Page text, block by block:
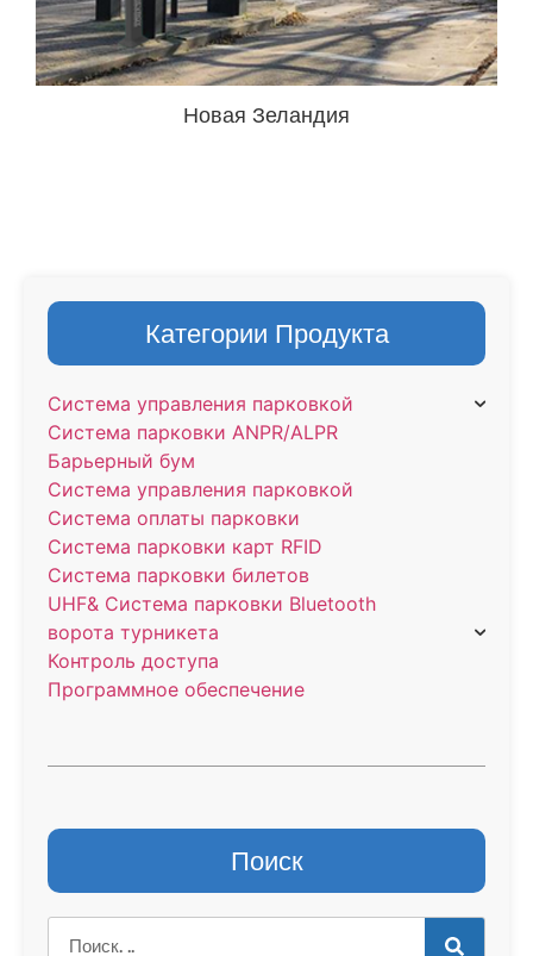
Категории Продукта
Система управления парковкой
Система парковки ANPR/ALPR
Барьерный бум
Система управления парковкой
Система оплаты парковки
Система парковки карт RFID
Система парковки билетов
UHF& Система парковки Bluetooth
ворота турникета
Контроль доступа
Программное обеспечение
Поиск
Новая Зеландия